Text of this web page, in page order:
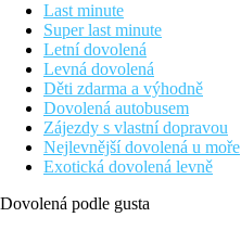
Last minute
Super last minute
Letní dovolená
Levná dovolená
Děti zdarma a výhodně
Dovolená autobusem
Zájezdy s vlastní dopravou
Nejlevnější dovolená u moře
Exotická dovolená levně
Dovolená podle gusta